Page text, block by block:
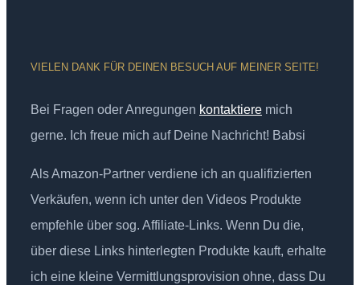
VIELEN DANK FÜR DEINEN BESUCH AUF MEINER SEITE!
Bei Fragen oder Anregungen kontaktiere mich
gerne. Ich freue mich auf Deine Nachricht! Babsi
Als Amazon-Partner verdiene ich an qualifizierten
Verkäufen, wenn ich unter den Videos Produkte
empfehle über sog. Affiliate-Links. Wenn Du die,
über diese Links hinterlegten Produkte kauft, erhalte
ich eine kleine Vermittlungsprovision ohne, dass Du